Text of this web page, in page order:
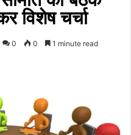
विशेष चर्चा
0 0 1 minute read